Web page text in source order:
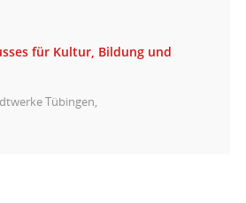
für Kultur, Bildung und
Tübingen,